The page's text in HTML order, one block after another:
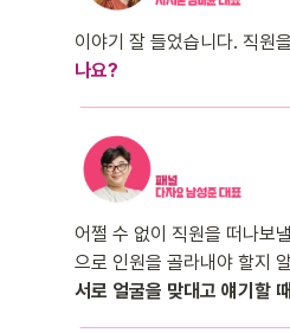
이야기 잘 들었습니다. 직원
나요?
어쩔 수 없이 직원을 떠나보
으로 인원을 골라내야 할지
서로 얼굴을 맞대고 얘기할